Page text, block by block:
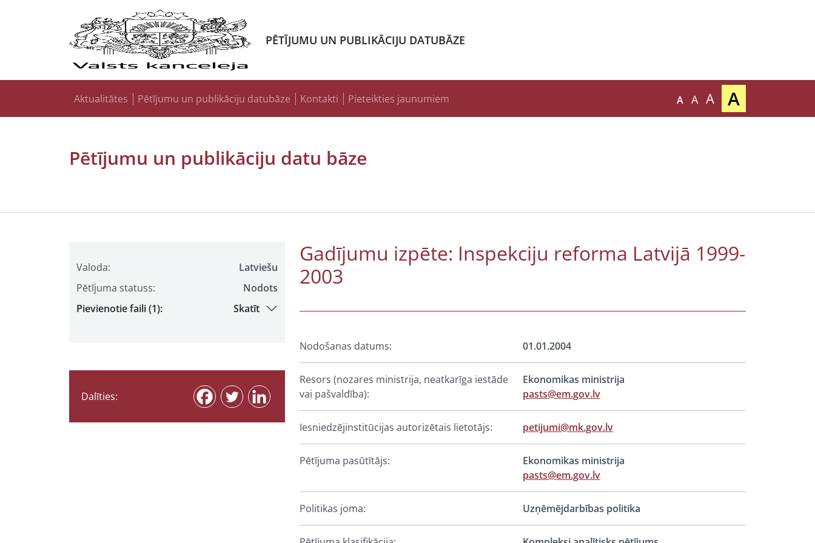
PĒTĪJUMU UN PUBLIKĀCIJU DATUBĀZE
Aktualitātes Pētījumu un publikāciju datubāze Kontakti Pieteikties jaunumiem A A A A
Pētījumu un publikāciju datu bāze
Valoda:
Latviešu
Pētījuma statuss:
Nodots
Pievienotie faili (1):
Skatīt
Dalīties:
Gadījumu izpēte: Inspekciju reforma Latvijā 1999-
2003
Nodošanas datums: 01.01.2004
Resors (nozares ministrija, neatkarīga iestāde
vai pašvaldība):
Ekonomikas ministrija
pasts@em.gov.lv
Iesniedzējinstitūcijas autorizētais lietotājs: petijumi@mk.gov.lv
Pētījuma pasūtītājs:
Ekonomikas ministrija
pasts@em.gov.lv
Politikas joma: Uzņēmējdarbības politika